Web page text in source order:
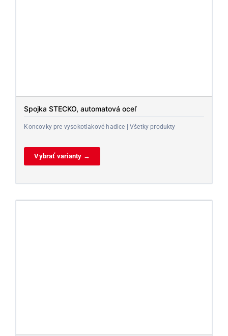
Spojka STECKO, automatová oceľ
Koncovky pre vysokotlakové hadice | Všetky produkty
Vybrať varianty →